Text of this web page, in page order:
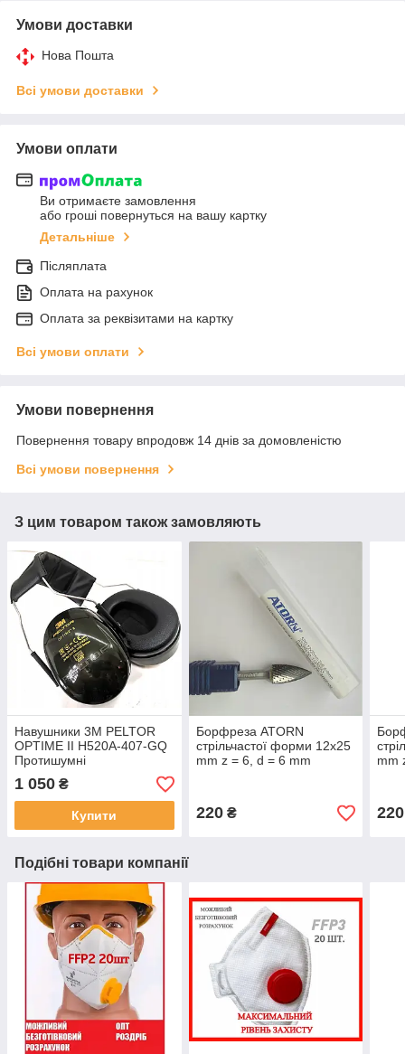
Умови доставки
Нова Пошта
Всі умови доставки
Умови оплати
Ви отримаєте замовлення
або гроші повернуться на вашу картку
Детальніше
Післяплата
Оплата на рахунок
Оплата за реквізитами на картку
Всі умови оплати
Умови повернення
Повернення товару впродовж 14 днів за домовленістю
Всі умови повернення
З цим товаром також замовляють
Навушники 3М PELTOR
OPTIME II H520A-407-GQ
Протишумні
1 050 ₴
Купити
Борфреза ATORN
стрільчастої форми 12х25
mm z = 6, d = 6 mm
220₴
mm
220
Подібні товари компанії